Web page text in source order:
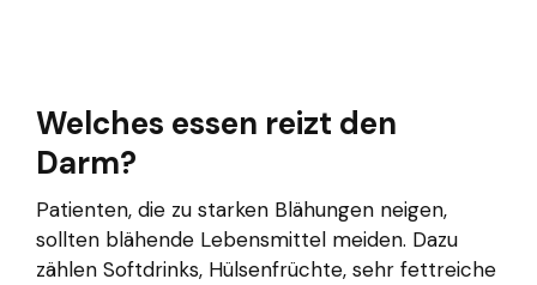
Welches essen reizt den
Darm?
Patienten, die zu starken Blähungen neigen,
sollten blähende Lebensmittel meiden. Dazu
zählen Softdrinks, Hülsenfrüchte, sehr fettreiche